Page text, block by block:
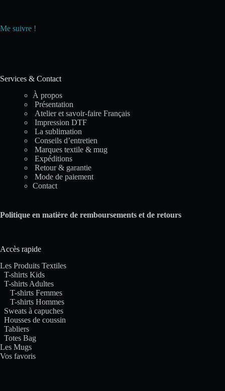
Me suivre !
Services & Contact
À propos
Présentation
Atelier et savoir-faire Français
Impression DTF
La sublimation
Conseils d’entretien
Marques textile & mug
Expéditions
Retour & garantie
Mode de paiement
Contact
Politique en matière de remboursements et de retours
Accès rapide
Les Produits Textiles
T-shirts Kids
T-shirts Adultes
T-shirts Femmes
T-shirts Hommes
Sweats à capuches
Housses de coussin
Tabliers
Totes Bag
Les Mugs
Vos favoris